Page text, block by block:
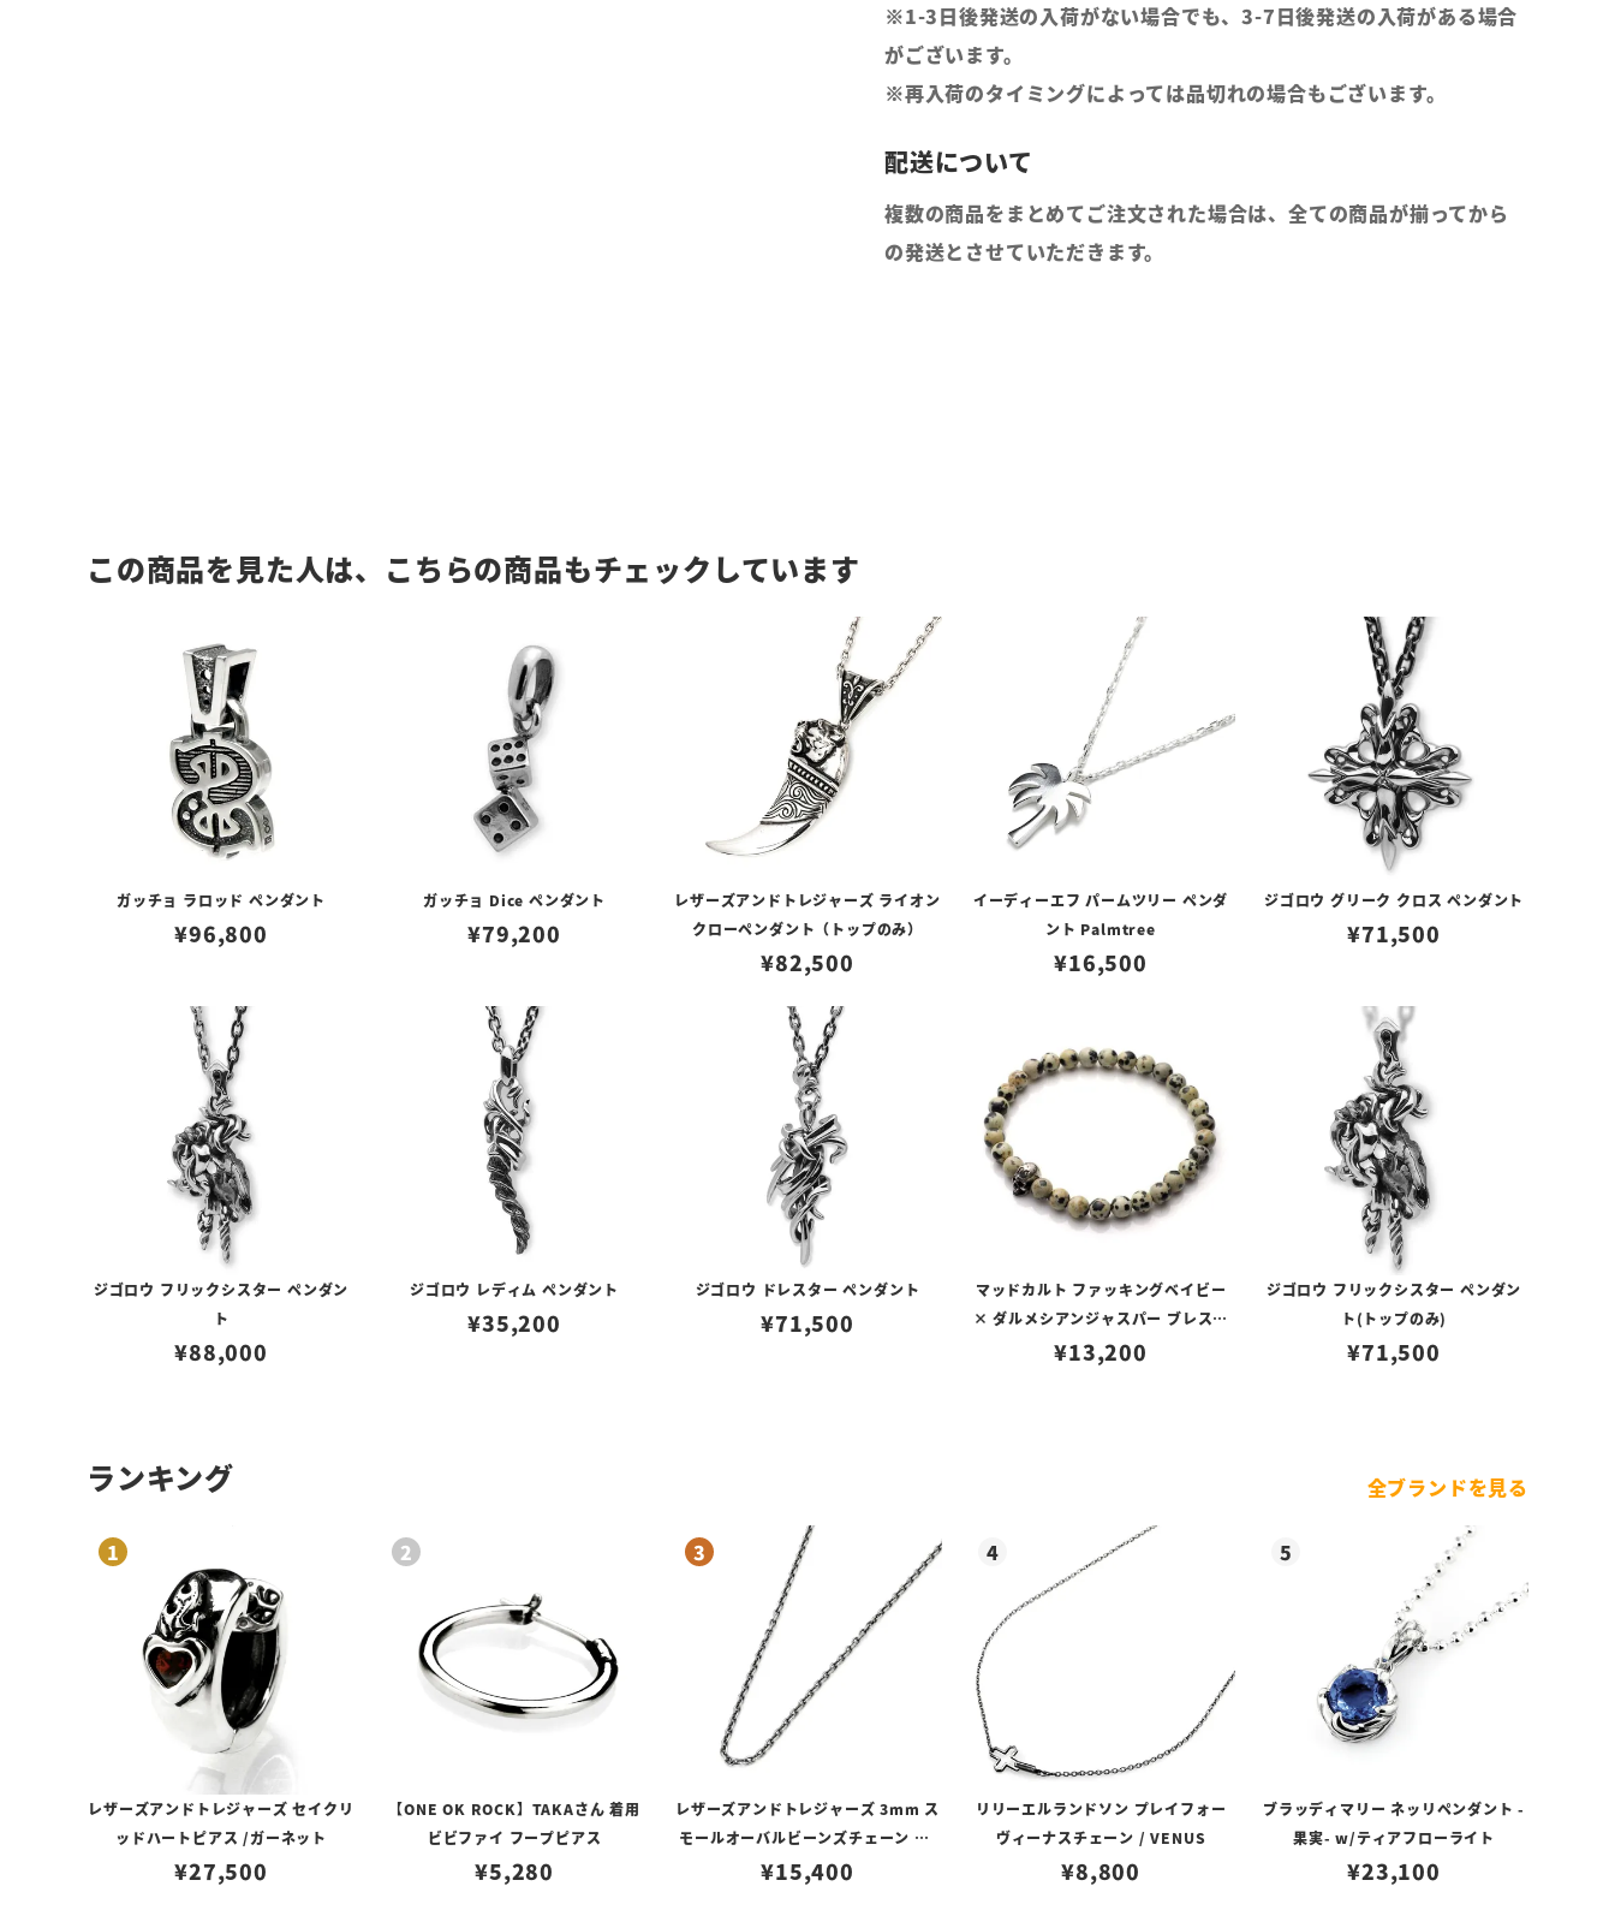
※1-3日後発送の入荷がない場合でも、3-7日後発送の入荷がある場合
がございます。
※再入荷のタイミングによっては品切れの場合もございます。
複数の商品をまとめてご注文された場合は、全ての商品が揃ってから
の発送とさせていただきます。
この商品を見た人は、こちらの商品もチェックしています
ガッチョ ラロッド ペンダント
¥96,800
ガッチョ Dice ペンダント
¥79,200
レザーズアンドトレジャーズ ライオン
クローペンダント（トップのみ）
¥82,500
イーディーエフ パームツリー ペンダ
ント Palmtree
¥16,500
ジゴロウ グリーク クロス ペンダント
¥71,500
ジゴロウ フリックシスター ペンダン
ト
¥88,000
ジゴロウ レディム ペンダント
¥35,200
ジゴロウ ドレスター ペンダント
¥71,500
マッドカルト ファッキングベイビー
× ダルメシアンジャスパー ブレスレ
ット
¥13,200
ジゴロウ フリックシスター ペンダン
ト(トップのみ)
¥71,500
ランキング 全ブランドを見る
レザーズアンドトレジャーズ セイクリ
ッドハートピアス /ガーネット
¥27,500
【ONE OK ROCK】TAKAさん 着用
ビビファイ フープピアス
¥5,280
レザーズアンドトレジャーズ 3mm ス
モールオーバルビーンズチェーン w/
ロブスタークラスプ＆LTロゴプレート
¥15,400
リリーエルランドソン プレイフォー
ヴィーナスチェーン / VENUS
¥8,800
ブラッディマリー ネッリペンダント -
果実- w/ティアフローライト
¥23,100